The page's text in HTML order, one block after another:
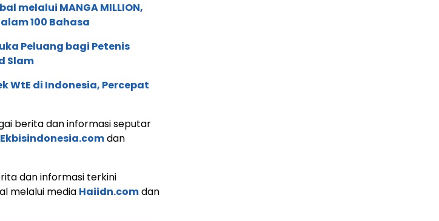
melalui MANGA MILLION,
100 Bahasa
Peluang bagi Petenis
Slam
WtE di Indonesia, Percepat
berita dan informasi seputar
Ekbisindonesia.comdan
dan informasi terkini
melalui media Haiidn.comdan